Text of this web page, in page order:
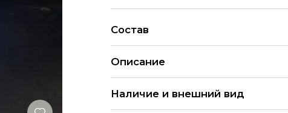
Состав
Описание
Наличие и внешний вид